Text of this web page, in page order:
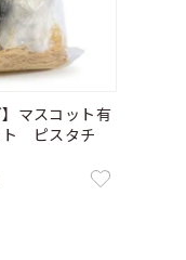
】マスコット有
ト ピスタチ